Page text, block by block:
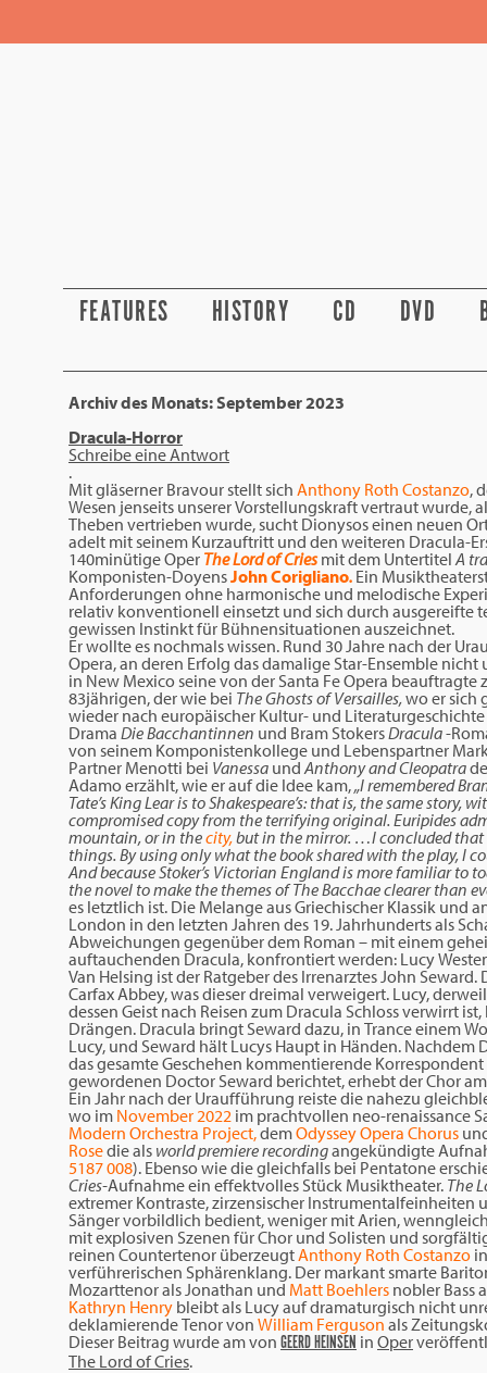
FEATURES HISTORY CD DVD
Archiv des Monats:September 2023
Dracula-Horror
Schreibe eine Antwort
.
Mit gläserner Bravour stellt sich Anthony Roth Costanzo,
Wesen jenseits unserer Vorstellungskraft vertraut wurde,
Theben vertrieben wurde, sucht Dionysos einen neuen
adelt mit seinem Kurzauftritt und den weiteren Dracula-
140minütige Oper The Lord of Cries mit dem UntertitelA
Komponisten-DoyensJohn Corigliano. Ein
Anforderungen ohne harmonische und melodische
relativ konventionell einsetzt und sich durch ausgereifte
gewissen Instinkt für Bühnensituationen auszeichnet.
Er wollte es nochmals wissen. Rund 30 Jahre nach der
Opera, an deren Erfolg das damalige Star-Ensemble
in New Mexico seine von der Santa Fe Opera
83jährigen, der wie bei The Ghosts of Versailles,wo er sich
wieder nach europäischer Kultur- und
Drama Die Bacchantinnen und Bram StokersDracula-
von seinem Komponistenkollege und Lebenspartner
Partner Menotti bei Vanessa undAnthony and Cleopatra
Adamo erzählt, wie er auf die Idee kam,„I remembered
Tate’s King Lear is to Shakespeare’s: that is, the same
compromised copy from the terrifying original. Euripides
mountain, or in thecity,but in the mirror. …I concluded that
things. By using only what the book shared with the play, I
And because Stoker’s Victorian England is more familiar to
the novel to make the themes of The Bacchae clearer than
es letztlich ist. Die Melange aus Griechischer Klassik und
London in den letzten Jahren des 19. Jahrhunderts als
Abweichungen gegenüber dem Roman – mit einem
auftauchenden Dracula, konfrontiert werden: Lucy
Van Helsing ist der Ratgeber des Irrenarztes John
Carfax Abbey, was dieser dreimal verweigert. Lucy,
dessen Geist nach Reisen zum Dracula Schloss verwirrt
Drängen. Dracula bringt Seward dazu, in Trance einem
Lucy, und Seward hält Lucys Haupt in Händen. Nachdem
das gesamte Geschehen kommentierende
gewordenen Doctor Seward berichtet, erhebt der Chor
Ein Jahr nach der Uraufführung reiste die nahezu
wo im November 2022 im prachtvollen neo-renaissance
Modern Orchestra Project,demOdyssey Opera Chorus
Rosedie als world premiere recordingangekündigte
5187 008). Ebenso wie die gleichfalls bei Pentatone
Cries-Aufnahme ein effektvolles Stück Musiktheater. The
extremer Kontraste, zirzensischer
Sänger vorbildlich bedient, weniger mit Arien,
mit explosiven Szenen für Chor und Solisten und
reinen Countertenor überzeugtAnthony Roth Costanzo
verführerischen Sphärenklang. Der markant smarte
Mozarttenor als Jonathan und Matt Boehlers nobler Bass
Kathryn Henry bleibt als Lucy auf dramaturgisch nicht
deklamierende Tenor von William Ferguson als
Dieser Beitrag wurde amvon GEERD HEINSEN in Oper
The Lord of Cries.